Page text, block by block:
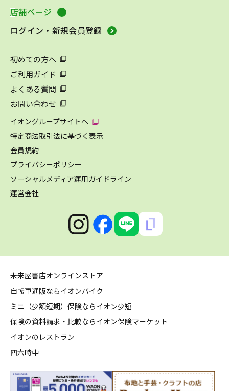
店舗ページ
ログイン・新規会員登録
初めての方へ
ご利用ガイド
よくある質問
お問い合わせ
イオングループサイトへ
特定商法取引法に基づく表示
会員規約
プライバシーポリシー
ソーシャルメディア運用ガイドライン
運営会社
未来屋書店オンラインストア
自転車通販ならイオンバイク
ミニ（少額短期）保険ならイオン少短
保険の資料請求・比較ならイオン保険マーケット
イオンのレストラン
四六時中